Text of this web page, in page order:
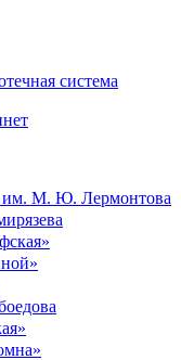
система
им. М. Ю. Лермонтова